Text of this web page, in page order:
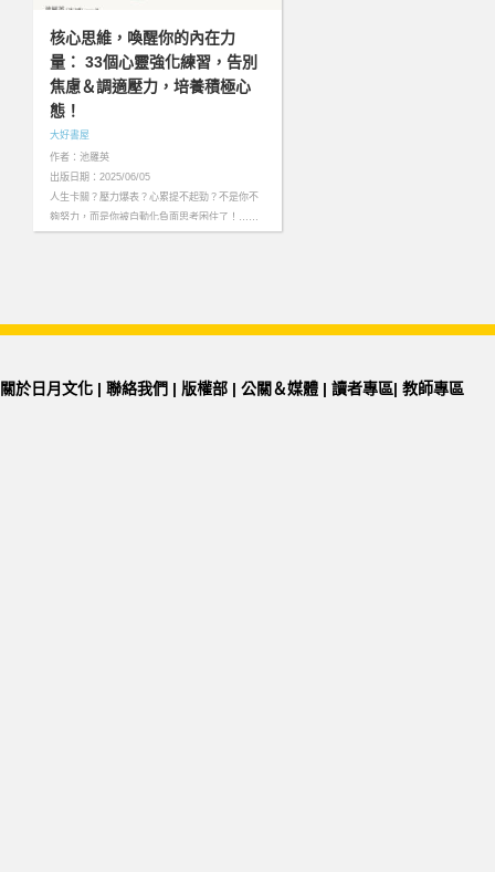
核心思維，喚醒你的內在力
量： 33個心靈強化練習，告別
焦慮＆調適壓力，培養積極心
態！
大好書屋
作者：池羅英
出版日期：2025/06/05
人生卡關？壓力爆表？心累提不起勁？不是你不
夠努力，而是你被自動化負面思考困住了！……
關於日月文化 | 聯絡我們 | 版權部 | 公關＆媒體 | 讀者專區| 教師專區